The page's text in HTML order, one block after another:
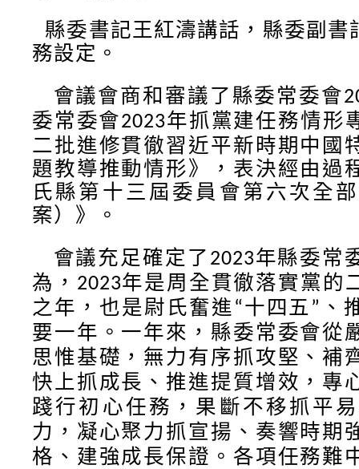
縣委書記王紅濤講話，縣委副書
務設定。
會議會商和審議了縣委常委會
委常委會2023年抓黨建任務情形
二批進修貫徹習近平新時期中國
題教導推動情形》，表決經由過
氏縣第十三屆委員會第六次全
案）》。
會議充足確定了 2023年縣委常
為， 2023年是周全貫徹落實黨的
之年，也是尉氏奮進 “ 十四五 ” 、
要一年。一年來，縣委常委會從
思惟基礎，無力有序抓攻堅、補
快上抓成長、推進提質增效，專
踐行初心任務，果斷不移抓平
力，凝心聚力抓宣揚、奏響時期
格、建強成長保證 。各項任務難